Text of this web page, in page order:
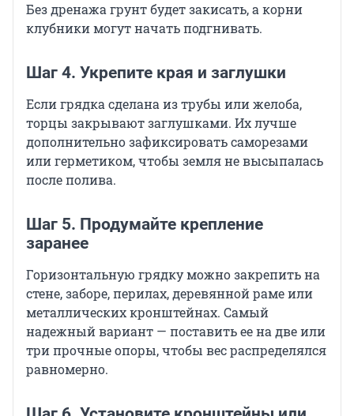
Без дренажа грунт будет закисать, а корни
клубники могут начать подгнивать.
Шаг 4. Укрепите края и заглушки
Если грядка сделана из трубы или желоба,
торцы закрывают заглушками. Их лучше
дополнительно зафиксировать саморезами
или герметиком, чтобы земля не высыпалась
после полива.
Шаг 5. Продумайте крепление
заранее
Горизонтальную грядку можно закрепить на
стене, заборе, перилах, деревянной раме или
металлических кронштейнах. Самый
надежный вариант — поставить ее на две или
три прочные опоры, чтобы вес распределялся
равномерно.